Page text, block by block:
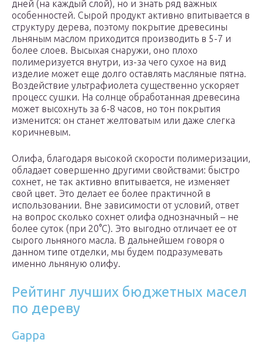
дней (на каждый слой), но и знать ряд важных
особенностей. Сырой продукт активно впитывается в
структуру дерева, поэтому покрытие древесины
льняным маслом приходится производить в 5-7 и
более слоев. Высыхая снаружи, оно плохо
полимеризуется внутри, из-за чего сухое на вид
изделие может еще долго оставлять масляные пятна.
Воздействие ультрафиолета существенно ускоряет
процесс сушки. На солнце обработанная древесина
может высохнуть за 6-8 часов, но тон покрытия
изменится: он станет желтоватым или даже слегка
коричневым.
Олифа, благодаря высокой скорости полимеризации,
обладает совершенно другими свойствами: быстро
сохнет, не так активно впитывается, не изменяет
свой цвет. Это делает ее более практичной в
использовании. Вне зависимости от условий, ответ
на вопрос сколько сохнет олифа однозначный – не
более суток (при 20°C). Это выгодно отличает ее от
сырого льняного масла. В дальнейшем говоря о
данном типе отделки, мы будем подразумевать
именно льняную олифу.
Рейтинг лучших бюджетных масел
по дереву
Gappa